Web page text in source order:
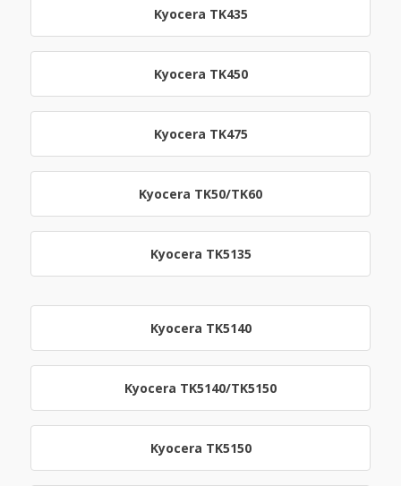
Kyocera TK435
Kyocera TK450
Kyocera TK475
Kyocera TK50/TK60
Kyocera TK5135
Kyocera TK5140
Kyocera TK5140/TK5150
Kyocera TK5150